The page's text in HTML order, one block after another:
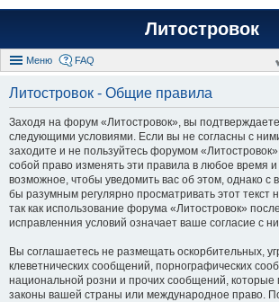
Литостровок
Меню FAQ
Литостровок - Общие правила
Заходя на форум «Литостровок», вы
следующими условиями. Если вы не согласны с
заходите и не пользуйтесь форумом
собой право изменять эти правила в любое время
возможное, чтобы уведомить вас об этом, однако
бы разумным регулярно просматривать этот текст
так как использование форума «Литостровок»
исправленния условий означает ваше согласие с
Вы соглашаетесь не размещать оскорбительных,
клеветнических сообщений, порнографических
национальной розни и прочих сообщений, которые
законы вашей страны или международное право.